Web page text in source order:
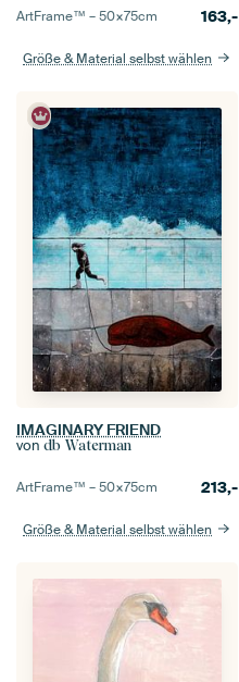
ArtFrame™ –50×75cm 163,-
Größe & Material selbst wählen
IMAGINARY FRIEND
von db Waterman
ArtFrame™ –50×75cm 213,-
Größe & Material selbst wählen